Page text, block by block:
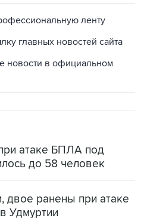
ленту
главных новостей сайта
новости в официальном
атаке БПЛА под
до 58 человек
двое ранены при атаке
Удмуртии